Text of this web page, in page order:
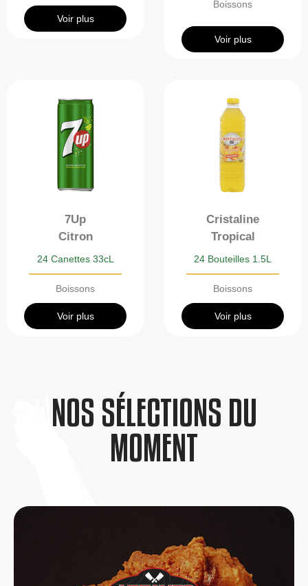
Voir plus
Boissons
Voir plus
7Up
Citron
24 Canettes 33cL
Boissons
Voir plus
Cristaline
Tropical
24 Bouteilles 1.5L
Boissons
Voir plus
NOS SÉLECTIONS DU
MOMENT